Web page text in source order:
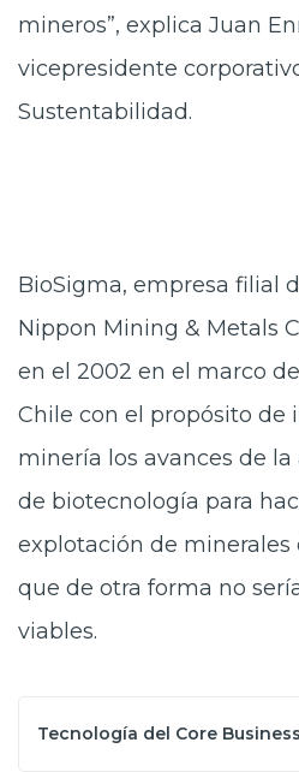
mineros”, explica Juan
vicepresidente
Sustentabilidad.
BioSigma, empresa filial
Nippon Mining & Metals
en el 2002 en el marco
Chile con el propósito de
minería los avances de
de biotecnología para
explotación de minerales
que de otra forma no
viables.
Tecnología del Core Business